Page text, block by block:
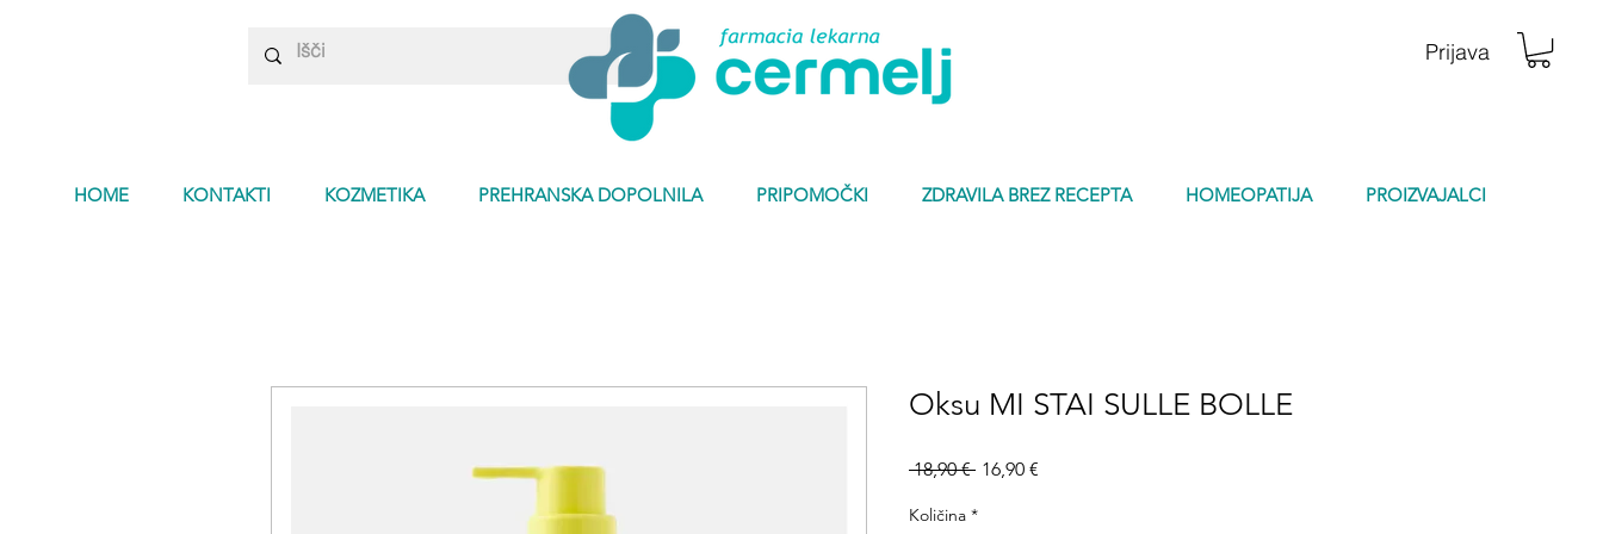
Prijava
HOME KONTAKTI KOZMETIKA PREHRANSKA DOPOLNILA PRIPOMOČKI ZDRAVILA BREZ RECEPTA HOMEOPATIJA PROIZVAJALCI
Oksu MI STAI SULLE BOLLE
18,90 € Redna
16,90 €
Količina *